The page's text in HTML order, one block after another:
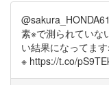
素※で測られていな
い結果になってま
※ https://t.co/